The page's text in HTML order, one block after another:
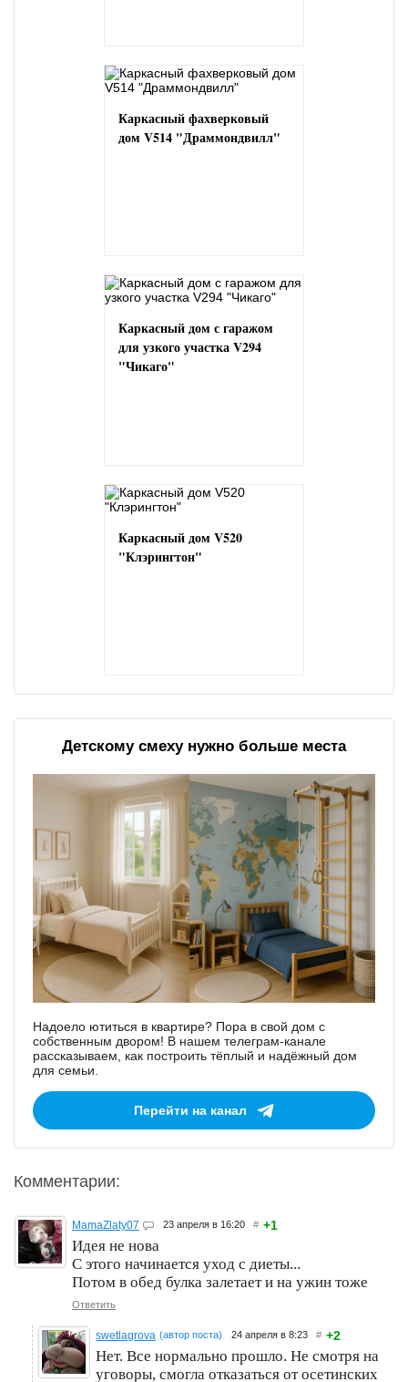
Каркасный фахверковый
дом V514 "Драммондвилл"
Каркасный дом с гаражом
для узкого участка V294
"Чикаго"
Каркасный дом V520
"Клэрингтон"
Детскому смеху нужно больше места
Надоело ютиться в квартире? Пора в свой дом с
собственным двором! В нашем телеграм-канале
рассказываем, как построить тёплый и надёжный дом
для семьи.
Перейти на канал
Комментарии:
MamaZlaty07 23 апреля в 16:20 # +1
Идея не нова
С этого начинается уход с диеты...
Потом в обед булка залетает и на ужин тоже
Ответить
swetlagrova (автор поста) 24 апреля в 8:23 # +2
Нет. Все нормально прошло. Не смотря на
уговоры, смогла отказаться от осетинских